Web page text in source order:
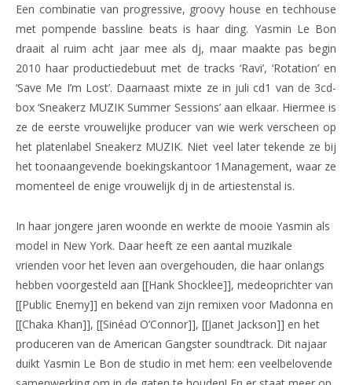
Een combinatie van progressive, groovy house en techhouse
met pompende bassline beats is haar ding. Yasmin Le Bon
draait al ruim acht jaar mee als dj, maar maakte pas begin
2010 haar productiedebuut met de tracks ‘Ravi’, ‘Rotation’ en
‘Save Me I’m Lost’. Daarnaast mixte ze in juli cd1 van de 3cd-
box ‘Sneakerz MUZIK Summer Sessions’ aan elkaar. Hiermee is
ze de eerste vrouwelijke producer van wie werk verscheen op
het platenlabel Sneakerz MUZIK. Niet veel later tekende ze bij
het toonaangevende boekingskantoor 1Management, waar ze
momenteel de enige vrouwelijk dj in de artiestenstal is.
In haar jongere jaren woonde en werkte de mooie Yasmin als
model in New York. Daar heeft ze een aantal muzikale
vrienden voor het leven aan overgehouden, die haar onlangs
hebben voorgesteld aan [[Hank Shocklee]], medeoprichter van
[[Public Enemy]] en bekend van zijn remixen voor Madonna en
[[Chaka Khan]], [[Sinéad O’Connor]], [[Janet Jackson]] en het
produceren van de American Gangster soundtrack. Dit najaar
duikt Yasmin Le Bon de studio in met hem: een veelbelovende